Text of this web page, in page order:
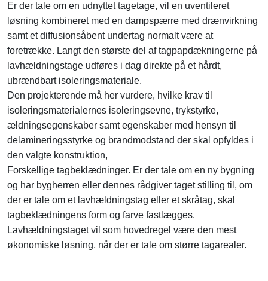
Er der tale om en udnyttet tagetage, vil en uventileret
løsning kombineret med en dampspærre med drænvirkning
samt et diffusionsåbent undertag normalt være at
foretrække. Langt den største del af tagpapdækningerne på
lavhældningstage udføres i dag direkte på et hårdt,
ubrændbart isoleringsmateriale.
Den projekterende må her vurdere, hvilke krav til
isoleringsmaterialernes isoleringsevne, trykstyrke,
ældningsegenskaber samt egenskaber med hensyn til
delamineringsstyrke og brandmodstand der skal opfyldes i
den valgte konstruktion,
Forskellige tagbeklædninger. Er der tale om en ny bygning
og har bygherren eller dennes rådgiver taget stilling til, om
der er tale om et lavhældningstag eller et skråtag, skal
tagbeklædningens form og farve fastlægges.
Lavhældningstaget vil som hovedregel være den mest
økonomiske løsning, når der er tale om større tagarealer.